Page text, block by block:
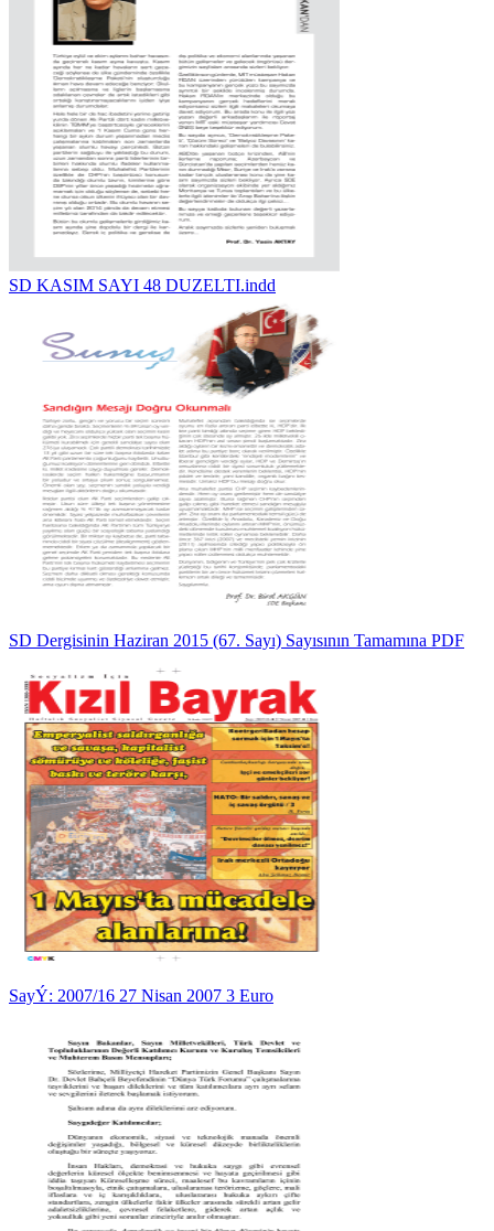
SD KASIM SAYI 48 DUZELTI.indd
SD Dergisinin Haziran 2015 (67. Sayı) Sayısının Tamamına PDF
SayÝ: 2007/16 27 Nisan 2007 3 Euro